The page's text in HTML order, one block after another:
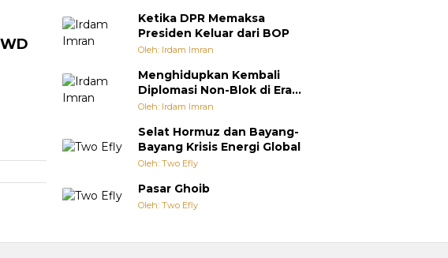
Ketika DPR Memaksa
Presiden Keluar dari BOP
Oleh: Irdam Imran
Menghidupkan Kembali
Diplomasi Non-Blok di Era
Multipolar
Oleh: Irdam Imran
Selat Hormuz dan Bayang-
Bayang Krisis Energi Global
Oleh: Two Efly
Pasar Ghoib
Oleh: Two Efly